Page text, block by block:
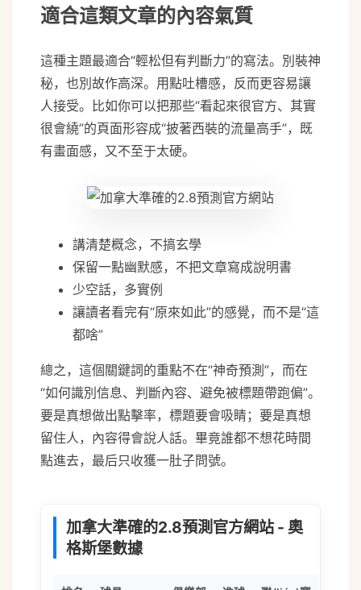
適合這類文章的內容氣質
這種主題最適合“輕松但有判斷力”的寫法。別裝神
秘，也別故作高深。用點吐槽感，反而更容易讓
人接受。比如你可以把那些“看起來很官方、其實
很會繞”的頁面形容成“披著西裝的流量高手”，既
有畫面感，又不至于太硬。
講清楚概念，不搞玄學
保留一點幽默感，不把文章寫成說明書
少空話，多實例
讓讀者看完有“原來如此”的感覺，而不是“這
都啥”
總之，這個關鍵詞的重點不在“神奇預測”，而在
“如何識別信息、判斷內容、避免被標題帶跑偏”。
要是真想做出點擊率，標題要會吸睛；要是真想
留住人，內容得會說人話。畢竟誰都不想花時間
點進去，最后只收獲一肚子問號。
加拿大準確的2.8預測官方網站 - 奧
格斯堡數據